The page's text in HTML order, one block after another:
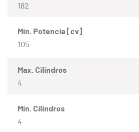
182
Mín. Potencia [cv]
105
Max. Cilindros
4
Mín. Cilindros
4